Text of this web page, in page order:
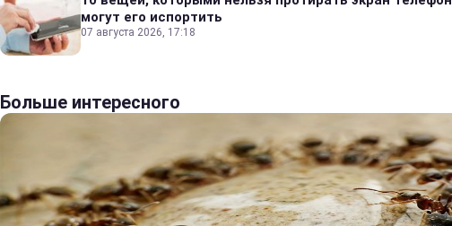
могут его испортить
07 августа 2026, 17:18
Больше интересного